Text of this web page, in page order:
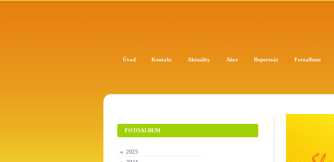
Úvod Kontakt Aktuality Akce Repertoár Fotoalbum
FOTOALBUM
2025